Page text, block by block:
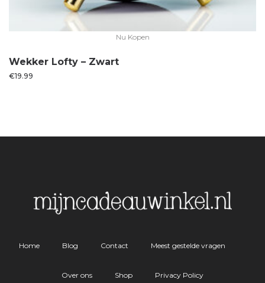
Nu Kopen
Wekker Lofty – Zwart
€19.99
Home Blog Contact Meest gestelde vragen
Over ons Shop Privacy Policy